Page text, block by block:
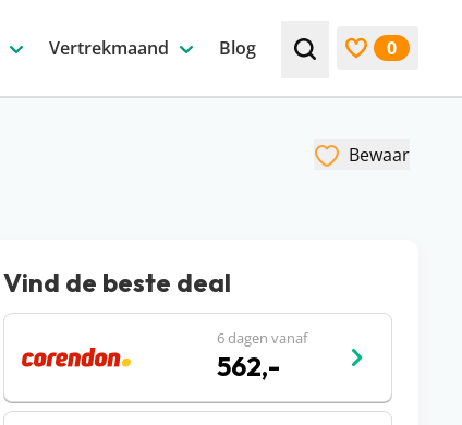
Vertrekmaand Blog Zoek bijv. een
0
Bewaar
Vind de beste deal
6 dagen vanaf
562,-